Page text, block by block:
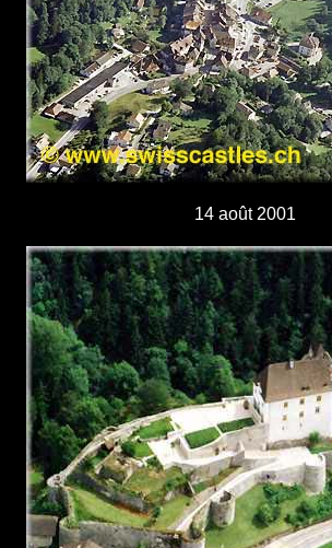
14 août 2001